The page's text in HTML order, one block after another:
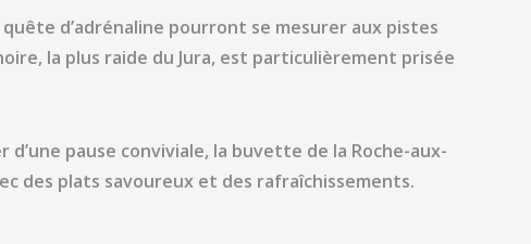
d’adrénaline pourront se mesurer aux pistes
la plus raide du Jura, est particulièrement prisée
pause conviviale, la buvette de la Roche-aux-
des plats savoureux et des rafraîchissements.